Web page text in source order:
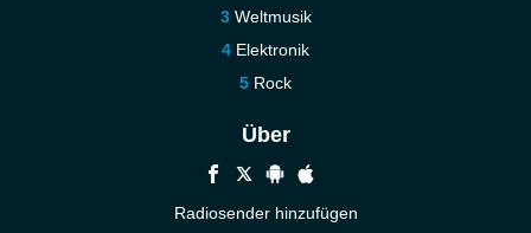
Weltmusik
Elektronik
Rock
Über
Radiosender hinzufügen